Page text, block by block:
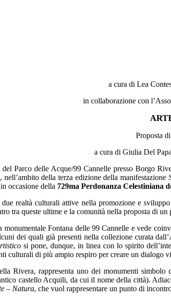
a cura di Lea
in collaborazione con
Proposta
a cura di Giulia Del
Parco delle Acque/99 Cannelle presso Borgo
della terza edizione della manifestazione
occasione della 729ma Perdonanza Celestiniana
realtà culturali attive nella promozione e
tra queste ultime e la comunità nella proposta di
monumentale Fontana delle 99 Cannelle e vede
dei quali già presenti nella collezione curata
si pone, dunque, in linea con lo spirito
culturali di più ampio respiro per creare un dialogo
Rivera, rappresenta uno dei monumenti
castello Acquili, da cui il nome della città).
– Natura, che vuol rappresentare un punto di